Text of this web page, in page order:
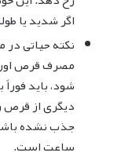
اگر شدید یا
نکته حیاتی
مصرف قرص
شود، باید
دیگری از قرص
جذب نشده
ساعت است.